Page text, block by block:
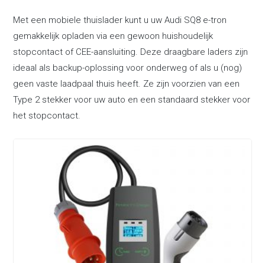
Met een mobiele thuislader kunt u uw Audi SQ8 e-tron
gemakkelijk opladen via een gewoon huishoudelijk
stopcontact of CEE-aansluiting. Deze draagbare laders zijn
ideaal als backup-oplossing voor onderweg of als u (nog)
geen vaste laadpaal thuis heeft. Ze zijn voorzien van een
Type 2 stekker voor uw auto en een standaard stekker voor
het stopcontact.